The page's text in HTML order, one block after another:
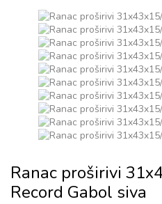
Ranac proširivi
Record Gabol siva